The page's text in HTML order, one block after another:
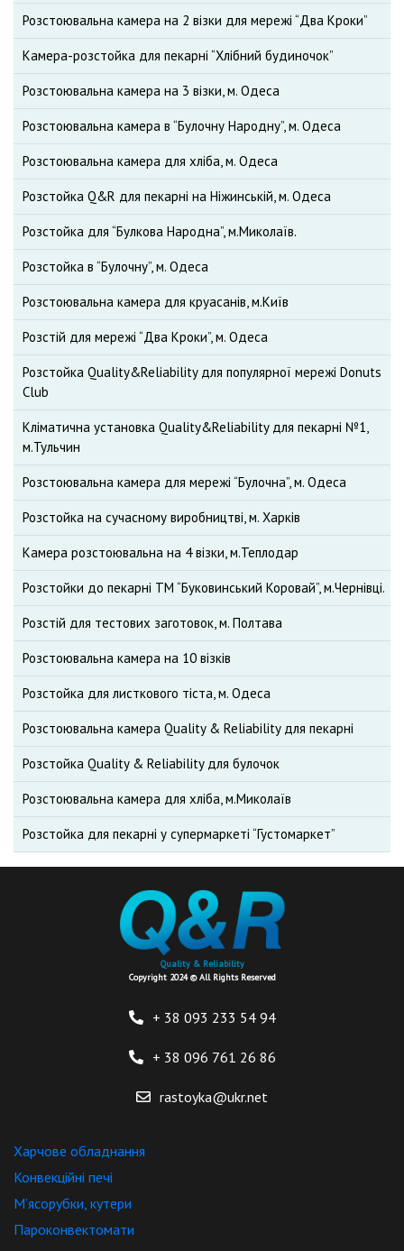
Розстоювальна камера на 2 візки для мережі “Два Кроки”
Камера-розстойка для пекарні “Хлібний будиночок”
Розстоювальна камера на 3 візки, м. Одеса
Розстоювальна камера в “Булочну Народну”, м. Одеса
Розстоювальна камера для хліба, м. Одеса
Розстойка Q&R для пекарні на Ніжинській, м. Одеса
Розстойка для “Булкова Народна”, м.Миколаїв.
Розстойка в “Булочну”, м. Одеса
Розстоювальна камера для круасанів, м.Київ
Розстій для мережі “Два Кроки”, м. Одеса
Розстойка Quality&Reliability для популярної мережі Donuts
Club
Кліматична установка Quality&Reliability для пекарні №1,
м.Тульчин
Розстоювальна камера для мережі “Булочна”, м. Одеса
Розстойка на сучасному виробництві, м. Харків
Камера розстоювальна на 4 візки, м.Теплодар
Розстойки до пекарні ТМ “Буковинський Коровай”, м.Чернівці.
Розстій для тестових заготовок, м. Полтава
Розстоювальна камера на 10 візків
Розстойка для листкового тіста, м. Одеса
Розстоювальна камера Quality & Reliability для пекарні
Розстойка Quality & Reliability для булочок
Розстоювальна камера для хліба, м.Миколаїв
Розстойка для пекарні у супермаркеті “Густомаркет”
Quality & Reliability
Copyright 2024 © All Rights Reserved
Харчове обладнання
Конвекційні печі
М’ясорубки, кутери
Пароконвектомати
+ 38 093 233 54 94
+ 38 096 761 26 86
rastoyka@ukr.net